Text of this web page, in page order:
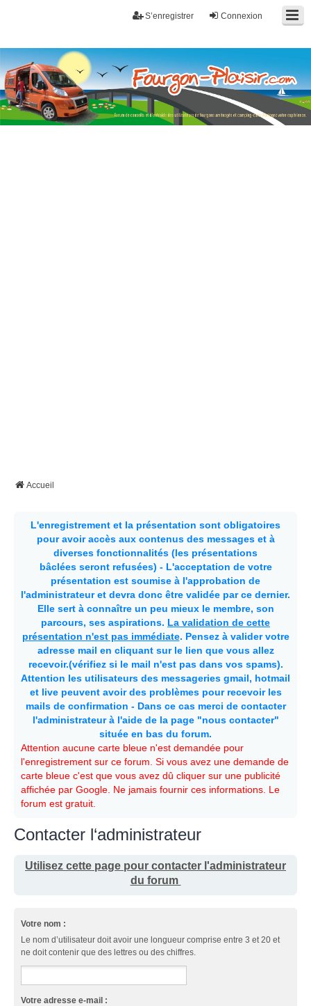
Connexion
S’enregistrer
Fourgon-plaisir.com
Forum de conseils et d'entraide des utilisateurs de fourgons, fourgons
aménagés, vans et de camping-car. Partagez votre expérience.
Accueil
L'enregistrement et la présentation sont obligatoires
pour avoir accès aux contenus des messages et à
diverses fonctionnalités (les présentations
bâclées seront refusées) - L'acceptation de votre
présentation est soumise à l'approbation de
l'administrateur et devra donc être validée par ce dernier.
Elle sert à connaître un peu mieux le membre, son
parcours, ses aspirations. La validation de cette
présentation n'est pas immédiate. Pensez à valider votre
adresse mail en cliquant sur le lien que vous allez
recevoir.(vérifiez si le mail n'est pas dans vos spams).
Attention les utilisateurs des messageries gmail, hotmail
et live peuvent avoir des problèmes pour recevoir les
mails de confirmation - Dans ce cas merci de contacter
l'administrateur à l'aide de la page "nous contacter"
située en bas du forum.
Attention aucune carte bleue n'est demandée pour
l'enregistrement sur ce forum. Si vous avez une demande de
carte bleue c'est que vous avez dû cliquer sur une publicité
affichée par Google. Ne jamais fournir ces informations. Le
forum est gratuit.
Contacter l‘administrateur
Utilisez cette page pour contacter l'administrateur
du forum
Votre nom :
Le nom d’utilisateur doit avoir une longueur comprise entre 3 et 20 et
ne doit contenir que des lettres ou des chiffres.
Votre adresse e-mail :